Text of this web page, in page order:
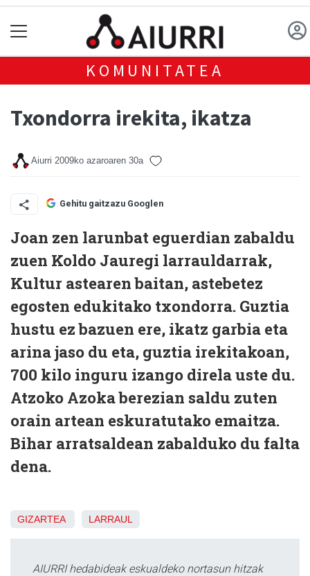
KOMUNITATEA
Txondorra irekita, ikatza
Aiurri 2009ko azaroaren 30a
Gehitu gaitzazu Googlen
Joan zen larunbat eguerdian zabaldu
zuen Koldo Jauregi larrauldarrak,
Kultur astearen baitan, astebetez
egosten edukitako txondorra. Guztia
hustu ez bazuen ere, ikatz garbia eta
arina jaso du eta, guztia irekitakoan,
700 kilo inguru izango direla uste du.
Atzoko Azoka berezian saldu zuten
orain artean eskuratutako emaitza.
Bihar arratsaldean zabalduko du falta
dena.
GIZARTEA LARRAUL
AIURRI hedabideak eskualdeko nortasun hitzak